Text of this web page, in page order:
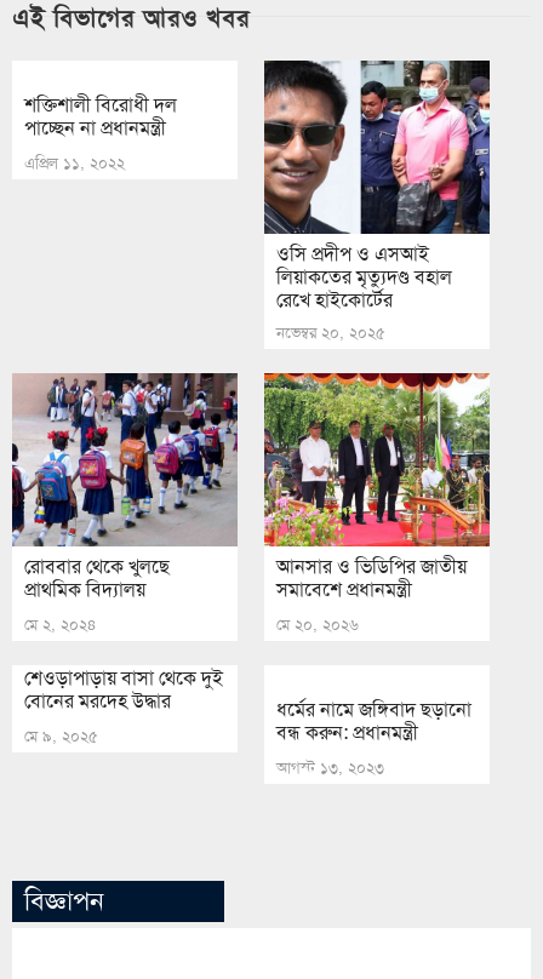
এই বিভাগের আরও খবর
শক্তিশালী বিরোধী দল
পাচ্ছেন না প্রধানমন্ত্রী
এপ্রিল ১১, ২০২২
ওসি প্রদীপ ও এসআই
লিয়াকতের মৃত্যুদণ্ড বহাল
রেখে হাইকোর্টের
নভেম্বর ২০, ২০২৫
রোববার থেকে খুলছে
প্রাথমিক বিদ্যালয়
মে ২, ২০২৪
আনসার ও ভিডিপির জাতীয়
সমাবেশে প্রধানমন্ত্রী
মে ২০, ২০২৬
শেওড়াপাড়ায় বাসা থেকে দুই
বোনের মরদেহ উদ্ধার
মে ৯, ২০২৫
ধর্মের নামে জঙ্গিবাদ ছড়ানো
বন্ধ করুন: প্রধানমন্ত্রী
আগস্ট ১৩, ২০২৩
বিজ্ঞাপন